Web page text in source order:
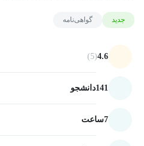
جدید گواهی‌نامه
4.6
(5)
141دانشجو
7ساعت